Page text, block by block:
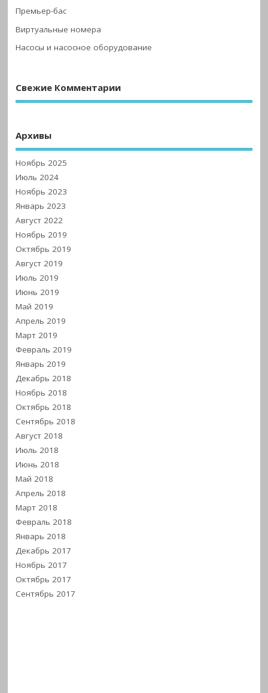
Премьер-бас
Виртуальные номера
Насосы и насосное оборудование
Свежие Комментарии
Архивы
Ноябрь 2025
Июль 2024
Ноябрь 2023
Январь 2023
Август 2022
Ноябрь 2019
Октябрь 2019
Август 2019
Июль 2019
Июнь 2019
Май 2019
Апрель 2019
Март 2019
Февраль 2019
Январь 2019
Декабрь 2018
Ноябрь 2018
Октябрь 2018
Сентябрь 2018
Август 2018
Июль 2018
Июнь 2018
Май 2018
Апрель 2018
Март 2018
Февраль 2018
Январь 2018
Декабрь 2017
Ноябрь 2017
Октябрь 2017
Сентябрь 2017